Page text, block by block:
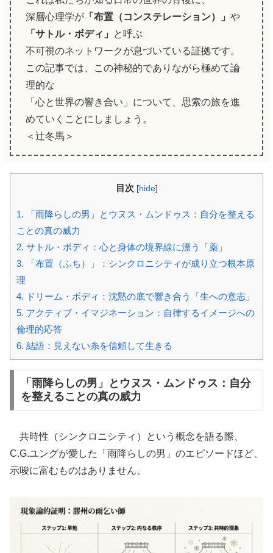
深層心理学が 「布置（コンステレーション）」 や
「サトル・ボディ」
と呼ぶ
不可視のネットワークが息づいている証拠です。
この記事では、この神秘的でありながら極めて論
理的な
「心と世界の響き合い」について、思索の旅を進
めていくことにしましょう。
＜辻冬馬＞
目次 [hide]
1. 「雨降らしの男」とウヌス・ムンドゥス：自分を整える
ことの真の威力
2. サトル・ボディ：心と身体の境界線に漂う「薬」
3. 「布置（ふち）」：シンクロニシティが成り立つ根本原
理
4. ドリーム・ボディ：沈黙の底で響き合う「生への意志」
5. アクティブ・イマジネーション：自律するイメージへの
倫理的応答
6. 結語：見えない糸を信頼して生きる
「雨降らしの男」とウヌス・ムンドゥス：自分
を整えることの真の威力
共時性（シンクロニシティ）という概念を語る際、
C.G.ユングが愛した「雨降らしの男」のエピソードほど、
示唆に富むものはありません。